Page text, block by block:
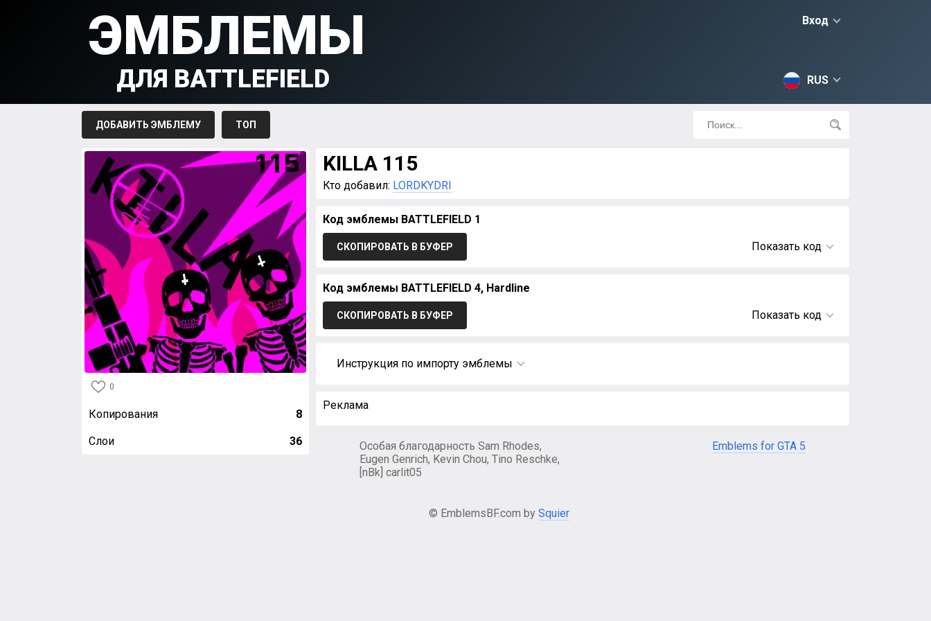
Вход
RUS
ЭМБЛЕМЫ
ДЛЯ BATTLEFIELD
ДОБАВИТЬ ЭМБЛЕМУ ТОП
0
Копирования 8
Слои 36
KILLA 115
Кто добавил: LORDKYDRI
Код эмблемы BATTLEFIELD 1
СКОПИРОВАТЬ В БУФЕР Показать код
Код эмблемы BATTLEFIELD 4, Hardline
СКОПИРОВАТЬ В БУФЕР Показать код
Инструкция по импорту эмблемы
Реклама
Особая благодарность Sam Rhodes,
Eugen Genrich, Kevin Chou, Tino Reschke,
[nBk] carlit05
Emblems for GTA 5
© EmblemsBF.com by Squier